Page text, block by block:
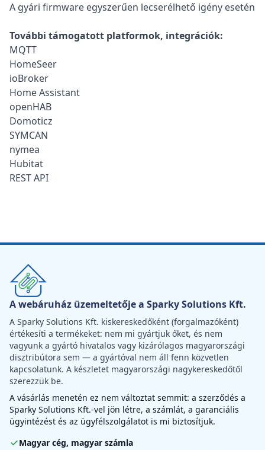
A gyári firmware egyszerűen lecserélhető igény esetén
További támogatott platformok, integrációk:
MQTT
HomeSeer
ioBroker
Home Assistant
openHAB
Domoticz
SYMCAN
nymea
Hubitat
REST API
A webáruház üzemeltetője a Sparky Solutions Kft.
A Sparky Solutions Kft. kiskereskedőként (forgalmazóként)
értékesíti a termékeket: nem mi gyártjuk őket, és nem
vagyunk a gyártó hivatalos vagy kizárólagos magyarországi
disztribútora sem — a gyártóval nem áll fenn közvetlen
kapcsolatunk. A készletet magyarországi nagykereskedőtől
szerezzük be.
A vásárlás menetén ez nem változtat semmit: a szerződés a
Sparky Solutions Kft.-vel jön létre, a számlát, a garanciális
ügyintézést és az ügyfélszolgálatot is mi biztosítjuk.
Magyar cég, magyar számla